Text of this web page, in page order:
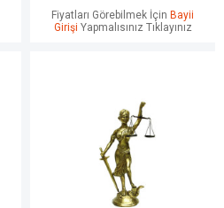
Fiyatları Görebilmek İçin Bayii
Girişi Yapmalısınız Tıklayınız